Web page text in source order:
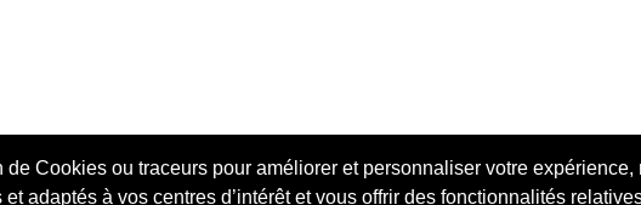
Cookies ou traceurs pour améliorer et personnaliser votre
adaptés à vos centres d’intérêt et vous offrir des fonctionnalités
©Chicadresse2018. Tous les droits réservés.